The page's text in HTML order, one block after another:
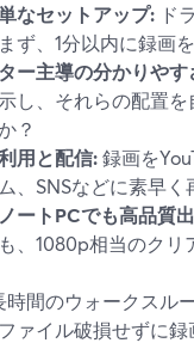
なセットアップ: ド
ず、1分以内に録画
ー主導の分かりやす
し、それらの配置
？
用と配信:録画を
、SNSなどに素早
ートPCでも高品質
、1080p相当のクリ
時間のウォークスル
ァイル破損せずに録